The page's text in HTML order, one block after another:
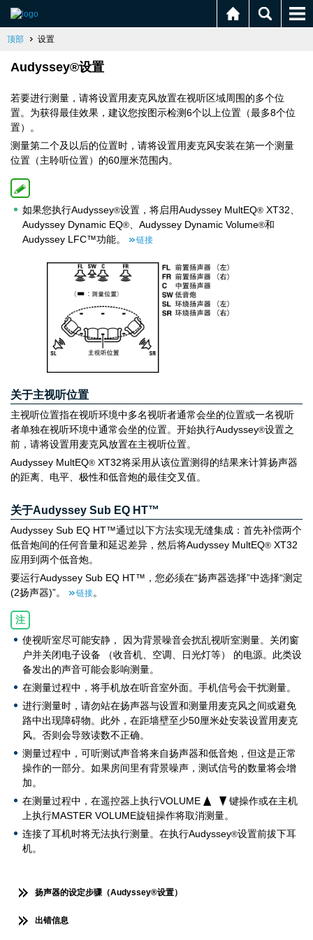
顶部 设置
Audyssey®设置
若要进行测量，请将设置用麦克风放置在视听区域周围的多个位
置。为获得最佳效果，建议您按图示检测6个以上位置（最多8个位
置）。
测量第二个及以后的位置时，请将设置用麦克风安装在第一个测量
位置（主聆听位置）的60厘米范围内。
如果您执行Audyssey®设置，将启用Audyssey MultEQ® XT32、
Audyssey Dynamic EQ® 、Audyssey Dynamic Volume®和
Audyssey LFC™功能。
链接
关于主视听位置
主视听位置指在视听环境中多名视听者通常会坐的位置或一名视听
者单独在视听环境中通常会坐的位置。开始执行Audyssey®设置之
前，请将设置用麦克风放置在主视听位置。
Audyssey MultEQ® XT32将采用从该位置测得的结果来计算扬声器
的距离、电平、极性和低音炮的最佳交叉值。
关于Audyssey Sub EQ HT™
Audyssey Sub EQ HT™通过以下方法实现无缝集成：首先补偿两个
低音炮间的任何音量和延迟差异，然后将Audyssey MultEQ® XT32
应用到两个低音炮。
要运行Audyssey Sub EQ HT™，您必须在“扬声器选择”中选择“测定
(2扬声器)”。
链接。
注
使视听室尽可能安静， 因为背景噪音会扰乱视听室测量。关闭窗
户并关闭电子设备 （收音机、空调、日光灯等） 的电源。此类设
备发出的声音可能会影响测量。
在测量过程中，将手机放在听音室外面。手机信号会干扰测量。
进行测量时，请勿站在扬声器与设置和测量用麦克风之间或避免
路中出现障碍物。此外，在距墙壁至少50厘米处安装设置用麦克
风。否则会导致读数不正确。
测量过程中，可听测试声音将来自扬声器和低音炮，但这是正常
操作的一部分。如果房间里有背景噪声，测试信号的数量将会增
加。
在测量过程中，在遥控器上执行VOLUME
键操作或在主机
上执行MASTER VOLUME旋钮操作将取消测量。
连接了耳机时将无法执行测量。在执行Audyssey®设置前拔下耳
机。
扬声器的设定步骤（Audyssey®设置）
出错信息